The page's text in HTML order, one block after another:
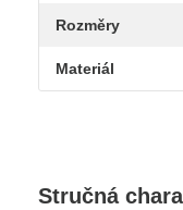
Rozměry
Materiál
Stručná